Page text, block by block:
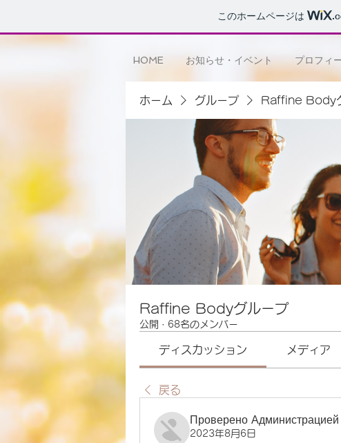
このホームページは
HOME お知らせ・イベント プロフィ
ホーム グループ Raffine Body
Raffine Bodyグループ
公開 · 68名のメンバー
ディスカッション メディア
戻る
Проверено Администрацией
2023年8月6日